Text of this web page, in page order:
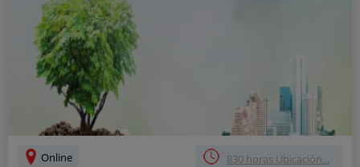
Online 830 horas Ubicación...